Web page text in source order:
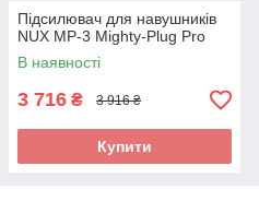
Підсилювач для навушників
NUX MP-3 Mighty-Plug Pro
В наявності
3 716 ₴ 3 916 ₴
Купити